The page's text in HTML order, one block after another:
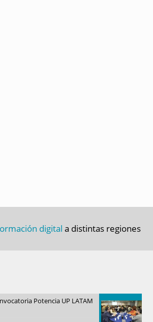
digital a distintas regiones
Potencia UP LATAM